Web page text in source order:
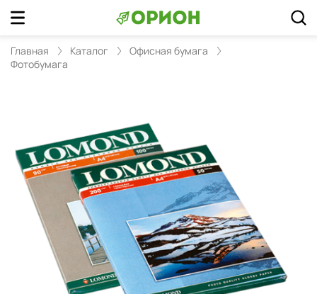
Главная Каталог
Офисная бумага
Фотобумага